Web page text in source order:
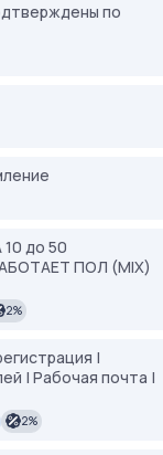
по
10 до 50
ПОЛ (MIX)
2%
|
| Рабочая почта |
2%